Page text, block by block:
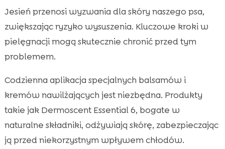
Jesień przenosi wyzwania dla skóry naszego psa,
zwiększając ryzyko wysuszenia. Kluczowe kroki w
pielęgnacji mogą skutecznie chronić przed tym
problemem.
Codzienna aplikacja specjalnych balsamów i
kremów nawilżających jest niezbędna. Produkty
takie jak Dermoscent Essential 6, bogate w
naturalne składniki, odżywiają skórę, zabezpieczając
ją przed niekorzystnym wpływem chłodów.